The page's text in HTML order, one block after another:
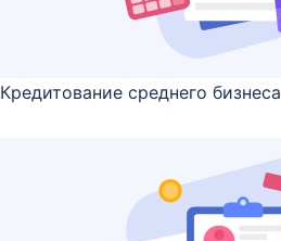
Кредитование среднего бизнеса